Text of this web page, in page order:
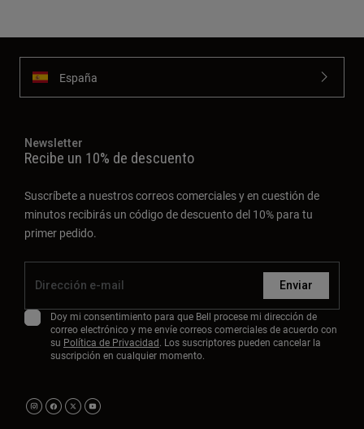
España
Newsletter
Recibe un 10% de descuento
Suscríbete a nuestros correos comerciales y en cuestión de
minutos recibirás un código de descuento del 10% para tu
primer pedido.
Enviar
Doy mi consentimiento para que Bell procese mi dirección de
correo electrónico y me envíe correos comerciales de acuerdo con
su Política de Privacidad. Los suscriptores pueden cancelar la
suscripción en cualquier momento.